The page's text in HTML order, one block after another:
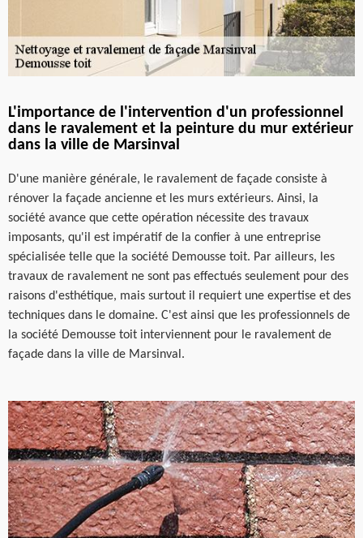
L'importance de l'intervention d'un professionnel
dans le ravalement et la peinture du mur extérieur
dans la ville de Marsinval
D'une manière générale, le ravalement de façade consiste à
rénover la façade ancienne et les murs extérieurs. Ainsi, la
société avance que cette opération nécessite des travaux
imposants, qu'il est impératif de la confier à une entreprise
spécialisée telle que la société Demousse toit. Par ailleurs, les
travaux de ravalement ne sont pas effectués seulement pour des
raisons d'esthétique, mais surtout il requiert une expertise et des
techniques dans le domaine. C'est ainsi que les professionnels de
la société Demousse toit interviennent pour le ravalement de
façade dans la ville de Marsinval.